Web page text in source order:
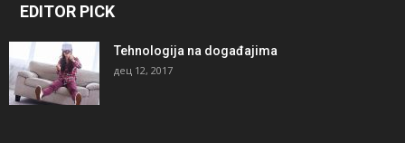
EDITOR PICK
Tehnologija na događajima
дец 12, 2017